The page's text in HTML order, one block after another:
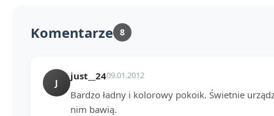
Komentarze 8
J
just__2409.01.2012
Bardzo ładny i kolorowy pokoik. Świetnie
nim bawią.